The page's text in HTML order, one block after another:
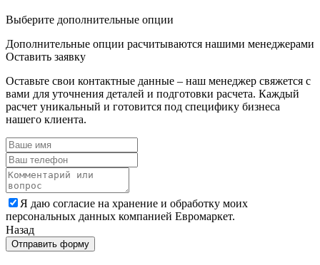
Выберите дополнительные опции
Дополнительные опции расчитываются нашими менеджерами
Оставить заявку
Оставьте свои контактные данные – наш менеджер свяжется с
вами для уточнения деталей и подготовки расчета. Каждый
расчет уникальный и готовится под специфику бизнеса
нашего клиента.
Я даю согласие на хранение и обработку моих
персональных данных компанией Евромаркет.
Назад
Отправить форму